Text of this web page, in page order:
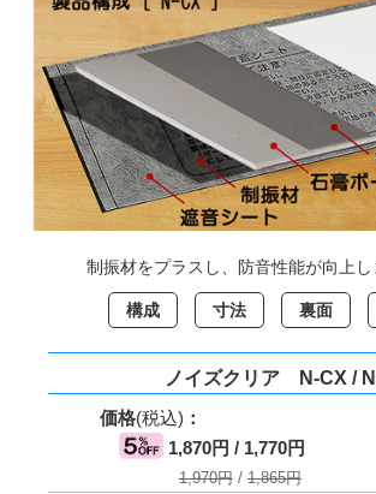
制振材をプラスし、防音性能が向上し
構成 寸法 裏面
ノイズクリア N-CX /
価格(税込) ：
1,870円 / 1,770円
1,970円 / 1,865円